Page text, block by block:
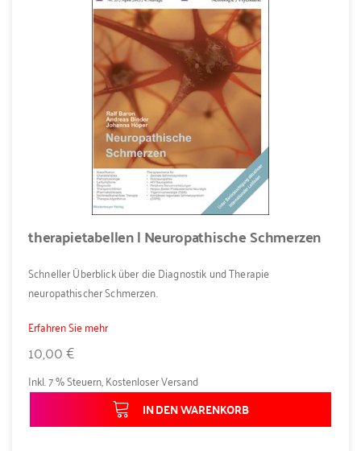
therapietabellen | Neuropathische Schmerzen
Schneller Überblick über die Diagnostik und Therapie
neuropathischer Schmerzen.
Erfahren Sie mehr
10,00 €
Inkl. 7 % Steuern,Kostenloser Versand
IN DEN WARENKORB